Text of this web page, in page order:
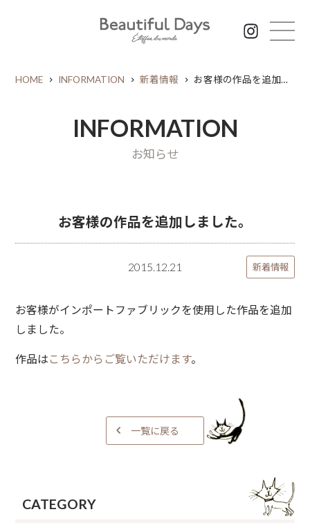
HOME INFORMATION 新着情報 お客様の作品を追加しました。
INFORMATION
お知らせ
お客様の作品を追加しました。
2015.12.21 新着情報
お客様がインポートファブリックを使用した作品を追加
しました。
作品は こちらからご覧いただけます。
一覧に戻る
CATEGORY